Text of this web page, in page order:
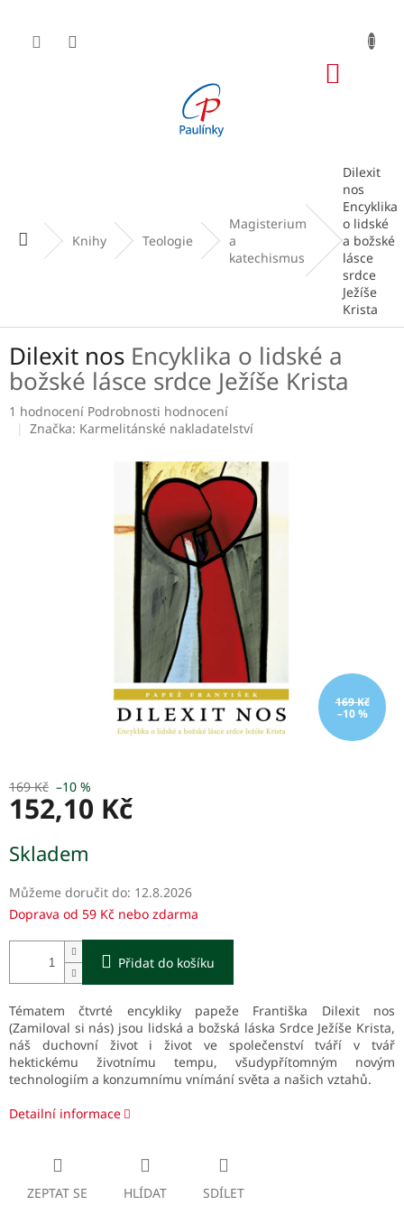
obsah
Domů Knihy Teologie
Magisterium
a
katechismus
Dilexit
nos
Encyklika
o lidské
a božské
lásce
srdce
Ježíše
Krista
Dilexit nos Encyklika o lidské a
božské lásce srdce Ježíše Krista
Průměrné
hodnocení
1 hodnocení Podrobnosti hodnocení
Značka: Karmelitánské nakladatelství
169 Kč
–10 %
169 Kč –10 %
152,10 Kč
cena:
Skladem
Můžeme doručit do: 12.8.2026
Doprava od 59 Kč nebo zdarma
Přidat do košíku
Tématem čtvrté encykliky papeže Františka Dilexit nos
(Zamiloval si nás) jsou lidská a božská láska Srdce Ježíše Krista,
náš duchovní život i život ve společenství tváří v tvář
hektickému životnímu tempu, všudypřítomným novým
technologiím a konzumnímu vnímání světa a našich vztahů.
Detailní informace
ZEPTAT SE HLÍDAT SDÍLET